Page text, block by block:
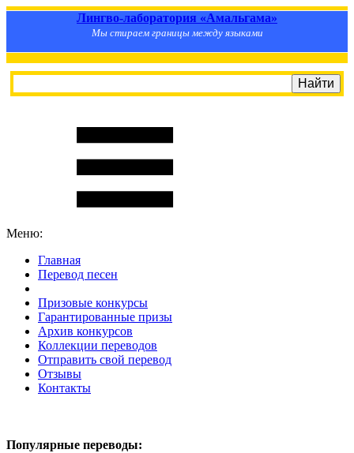
Лингво-лаборатория «Амальгама»
Мы стираем границы между языками
Меню:
Главная
Перевод песен
Призовые конкурсы
Гарантированные призы
Архив конкурсов
Коллекции переводов
Отправить свой перевод
Отзывы
Контакты
Популярные переводы: